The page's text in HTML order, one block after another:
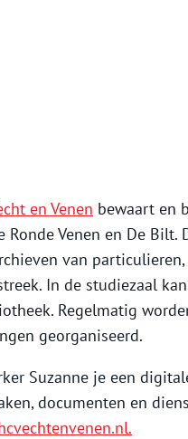
en Venen bewaart en
Ronde Venen en De Bilt.
van
In de studiezaal
Regelmatig
georganiseerd.
Suzanne je een
documenten en